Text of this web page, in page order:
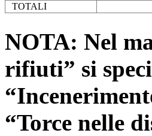
TOTALI
NOTA: Nel
rifiuti” si
“Torce nelle